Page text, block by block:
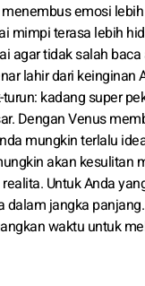
emosi
mimpi terasa lebih
agar tidak salah
lahir dari
kadang super
Dengan Venus
mungkin terlalu
akan
Untuk Anda
jangka
waktu untuk